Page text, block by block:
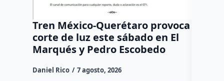
Tren México-Querétaro provoca
corte de luz este sábado en El
Marqués y Pedro Escobedo
Daniel Rico 7 agosto, 2026